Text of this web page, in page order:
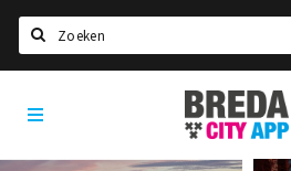
Home
Agenda
Breda
City
App